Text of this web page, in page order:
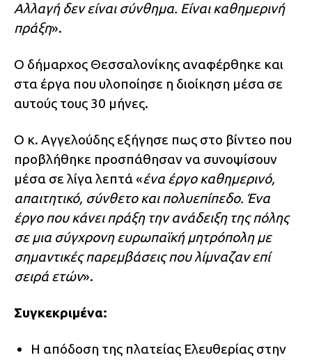
Αλλαγή δεν είναι σύνθημα. Είναι καθημερινή
πράξη».
Ο δήμαρχος Θεσσαλονίκης αναφέρθηκε και
στα έργα που υλοποίησε η διοίκηση μέσα σε
αυτούς τους 30 μήνες.
Ο κ. Αγγελούδης εξήγησε πως στο βίντεο που
προβλήθηκε προσπάθησαν να συνοψίσουν
μέσα σε λίγα λεπτά «ένα έργο καθημερινό,
απαιτητικό, σύνθετο και πολυεπίπεδο. Ένα
έργο που κάνει πράξη την ανάδειξη της πόλης
σε μια σύγχρονη ευρωπαϊκή μητρόπολη με
σημαντικές παρεμβάσεις που λίμναζαν επί
σειρά ετών».
Συγκεκριμένα:
Η απόδοση της πλατείας Ελευθερίας στην